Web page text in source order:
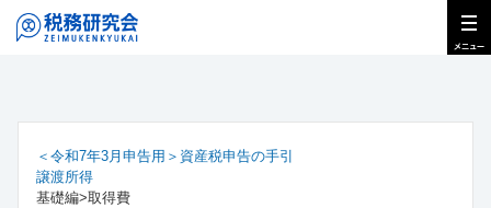
＜令和7年3月申告用＞資産税申告の手引
譲渡所得
基礎編>取得費